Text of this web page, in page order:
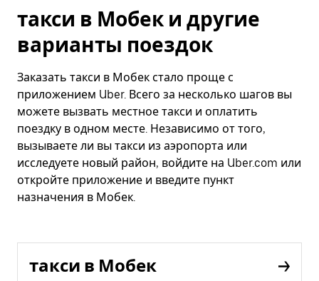
такси в Мобек и другие
варианты поездок
Заказать такси в Мобек стало проще с
приложением Uber. Всего за несколько шагов вы
можете вызвать местное такси и оплатить
поездку в одном месте. Независимо от того,
вызываете ли вы такси из аэропорта или
исследуете новый район, войдите на Uber.com или
откройте приложение и введите пункт
назначения в Мобек.
такси в Мобек